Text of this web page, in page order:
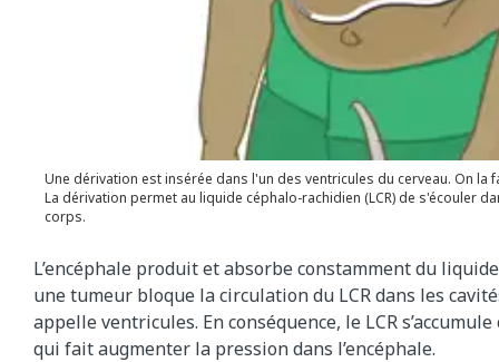
Une dérivation est insérée dans l'un des ventricules du cerveau. On
La dérivation permet au liquide céphalo-rachidien (LCR) de s'écouler
corps.
L’encéphale produit et absorbe constamment du
une tumeur bloque la circulation du LCR dans les
appelle ventricules. En conséquence, le LCR
qui fait augmenter la pression dans l’encéphale.